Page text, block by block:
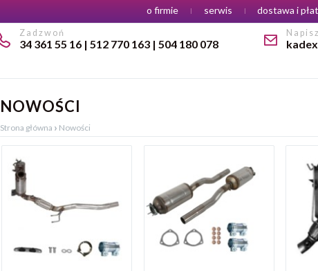
Zadzwoń
34 361 55 16 | 512 770 163 | 504 180 078
Napisz
Menu
o firmie serwis dostawa i
NOWOŚCI
Strona główna › Nowości